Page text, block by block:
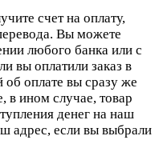
счет на оплату,
Вы можете
любого банка или с
вы оплатили заказ в
об оплате вы сразу же
в ином случае, товар
денег на наш
адрес, если вы выбрали